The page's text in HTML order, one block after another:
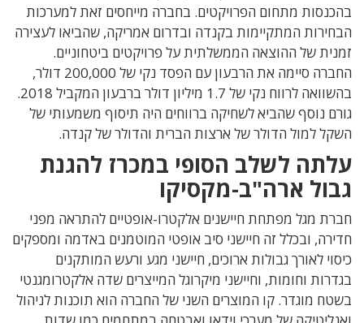
בהכנסות מתחום הפרויקטים. בחברה מייחסים זאת למערכות
הבחירות המתקיימות בקנדה ובדרום אמריקה, שהביאו לעצירה
זמנית של ההוצאה הממשלתית על פרויקטים ביטחוניים.
החברה סיימה את הרבעון עם הפסד נקי של 200,000 דולר,
בהשוואה לרווח נקי של 1.7 מיליון דולר ברבעון המקביל 2018.
גורם נוסף שהביא לשחיקה ברווחים היה תיסוף משמעותי של
השקל למול הדולר של ארצות הברית והדולר של קנדה.
עלתה לשלב הסופי במכרז להגנת
גבול ארה"ב-מקסיקו
חברת מגל מפתחת חיישנים אלקטרו-אופטיים להתראה מפני
חדירה, ובכלל זה חיישני סיב אופטי המוטמנים באדמה ומספקים
כיסוי לאורך גבולות ארוכים, חיישני מגע ורעש המותקנים
בגדרות וחומות, וחיישני מיקרוגל המייצרים שדה אלקטרומגנטי
בשטח מוגדר. קו המוצרים השני של החברה הוא תוכנות לניהול